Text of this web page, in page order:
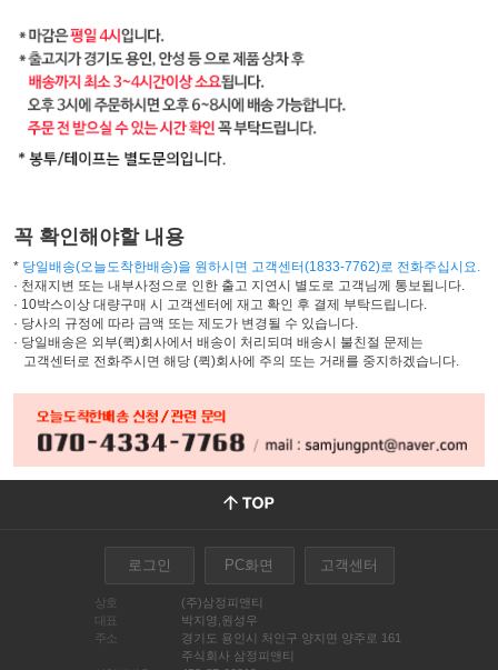
꼭 확인해야할 내용
* 당일배송(오늘도착한배송)을 원하시면 고객센터(1833-7762)로 전화주십시요.
· 천재지변 또는 내부사정으로 인한 출고 지연시 별도로 고객님께 통보됩니다.
· 10박스이상 대량구매 시 고객센터에 재고 확인 후 결제 부탁드립니다.
· 당사의 규정에 따라 금액 또는 제도가 변경될 수 있습니다.
· 당일배송은 외부(퀵)회사에서 배송이 처리되며 배송시 불친절 문제는
고객센터로 전화주시면 해당 (퀵)회사에 주의 또는 거래를 중지하겠습니다.
로그인 PC화면 고객센터
상호
(주)삼정피앤티
대표
박지영,원성우
주소
경기도 용인시 처인구 양지면 양주로 161
주식회사 삼정피앤티